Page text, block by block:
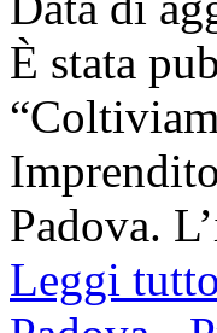
È stata
Padova.
Leggi tutto